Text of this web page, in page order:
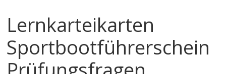
Lernkarteikarten
Sportbootführerschein